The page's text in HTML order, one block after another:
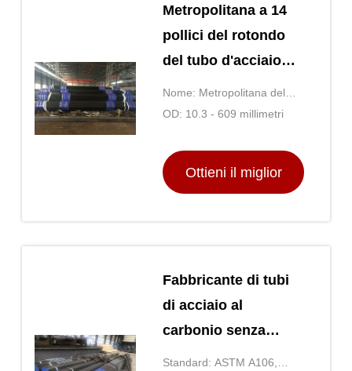
Metropolitana a 14
pollici del rotondo
del tubo d'acciaio
Q235 Q345 ASTM
A53 ERW di ERW
Nome: Metropolitana del
rotondo di ERW
OD: 10.3 - 609 millimetri
Ottieni il miglior
Fabbricante di tubi
di acciaio al
carbonio senza
saldatura di
Standard: ASTM A106,